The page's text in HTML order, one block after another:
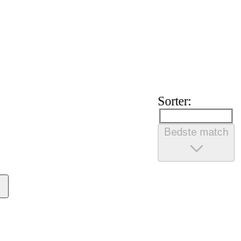
Sorter:
Bedste match